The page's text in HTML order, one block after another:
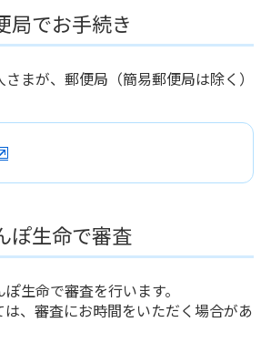
政法人郵便貯金簡易生命保険管理・郵便
ク支援機構」になります。
名および電話番号
記の保険契約にかかる入院保険金の支
委任代理人に委任します。
れる契約の11ケタの保険証券（書）記
る契約が複数ある場合は、各契約に対
備がある場合は、お手続きをお受けで
す。
があります。
まが現金をお受け取りになることはでき
きの詳細については、「相続のてびき」
ゆうちょ銀行または郵便局の貯金担当の
ものと同じ様式です。ゆうちょ銀行の
め「相続確認表」を作成された場合は、
でも共用することが可能です。
の＞
の証明書類
ることが確認できる書類
局でお手続き
まが、郵便局（簡易郵便局は除く）
ぽ生命で審査
生命で審査を行います。
は、審査にお時間をいただく場合があ